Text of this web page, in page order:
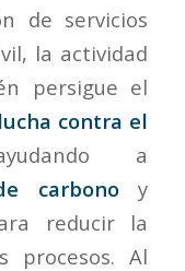
de servicios
la actividad
persigue el
lucha contra el
a
carbonoy
reducir la
procesos. Al